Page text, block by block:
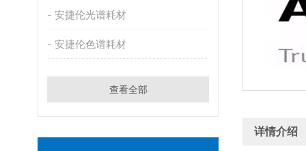
安捷伦光谱耗材
安捷伦色谱耗材
查看全部
详情介绍